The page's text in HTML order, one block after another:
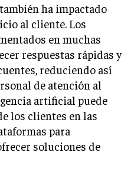
AMBIENTE
ha impactado
al cliente. Los
en muchas
respuestas rápidas y
reduciendo así
de atención al
artificial puede
los clientes en las
para
soluciones de